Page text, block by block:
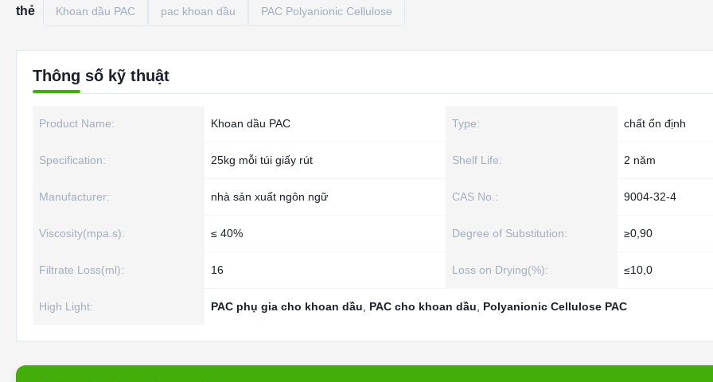
thẻ Khoan dầu PAC pac khoan dầu PAC Polyanionic Cellulose
Thông số kỹ thuật
Product Name: Khoan dầu PAC Type: chất ổn định
Specification: 25kg mỗi túi giấy rút Shelf Life: 2 năm
Manufacturer: nhà sản xuất ngôn ngữ CAS No.: 9004-32-4
Viscosity(mpa.s): ≤ 40% Degree of Substitution: ≥0,90
Filtrate Loss(ml): 16 Loss on Drying(%): ≤10,0
High Light: PAC phụ gia cho khoan dầu PAC cho khoan dầu Polyanionic Cellulose PAC